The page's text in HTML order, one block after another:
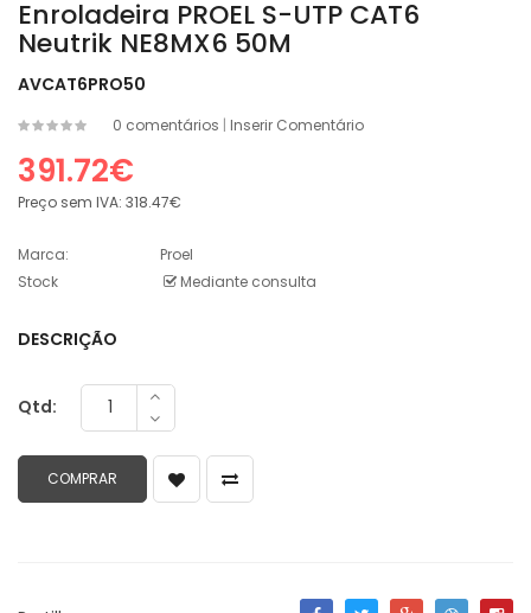
Enroladeira PROEL S-UTP CAT6
Neutrik NE8MX6 50M
AVCAT6PRO50
0 comentários | Inserir Comentário
391.72€
Preço sem IVA: 318.47€
Marca:
Proel
Stock
Mediante consulta
DESCRIÇÃO
Qtd: